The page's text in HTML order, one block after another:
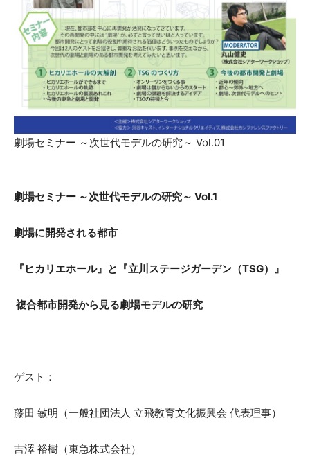
劇場セミナー ～次世代モデルの研究～ Vol.01
劇場セミナー ～次世代モデルの研究～ Vol.1
劇場に開発される都市
『ヒカリエホール』と『立川ステージガーデン（TSG）』
複合都市開発から見る劇場モデルの研究
ゲスト：
藤田 敏明（一般社団法人 立飛教育文化振興会 代表理事）
吉澤 裕樹（東急株式会社）